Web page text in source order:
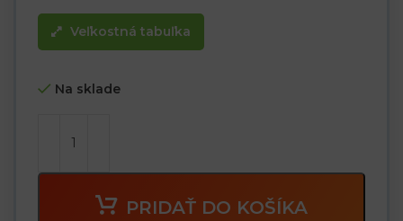
Veľkostná tabuľka
Na sklade
PRIDAŤ DO KOŠÍKA